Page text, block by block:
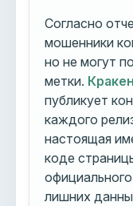
Согласно
мошенники
но не могут
метки.
публикует
каждого
настоящая
коде
лишних